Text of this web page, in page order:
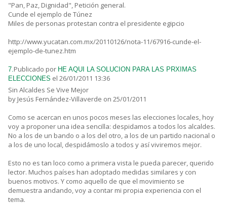
"Pan, Paz, Dignidad", Petición general.
Cunde el ejemplo de Túnez
Miles de personas protestan contra el presidente egipcio
http://www.yucatan.com.mx/20110126/nota-11/67916-cunde-el-
ejemplo-de-tunez.htm
7.Publicado por HE AQUI LA SOLUCION PARA LAS PRXIMAS
ELECCIONES el 26/01/2011 13:36
Sin Alcaldes Se Vive Mejor
by Jesús Fernández-Villaverde on 25/01/2011
Como se acercan en unos pocos meses las elecciones locales, hoy
voy a proponer una idea sencilla: despidamos a todos los alcaldes.
No a los de un bando o a los del otro, a los de un partido nacional o
a los de uno local, despidámoslo a todos y así viviremos mejor.
Esto no es tan loco como a primera vista le pueda parecer, querido
lector. Muchos países han adoptado medidas similares y con
buenos motivos. Y como aquello de que el movimiento se
demuestra andando, voy a contar mi propia experiencia con el
tema.